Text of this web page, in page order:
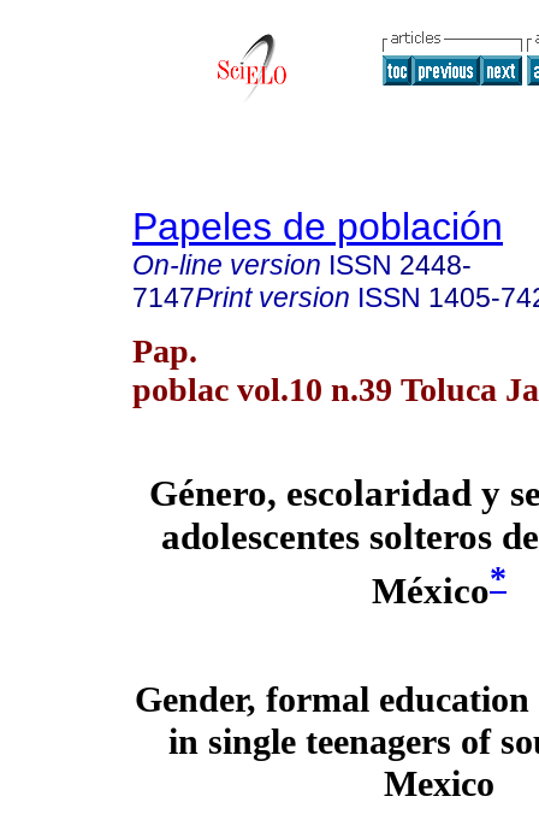
Papeles de población
On-line version ISSN 2448-
7147Print version ISSN 1405-
Pap.
poblac vol.10 n.39 Toluca
Género, escolaridad y
adolescentes solteros
México*
Gender, formal
in single teenagers of
Mexico